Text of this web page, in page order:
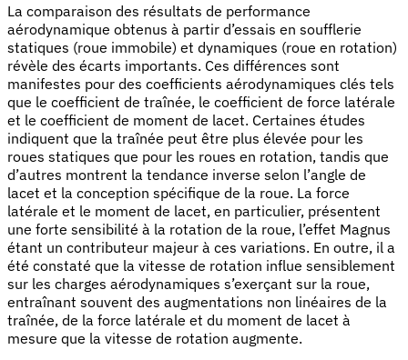
La comparaison des résultats de performance
aérodynamique obtenus à partir d’essais en soufflerie
statiques (roue immobile) et dynamiques (roue en rotation)
révèle des écarts importants. Ces différences sont
manifestes pour des coefficients aérodynamiques clés tels
que le coefficient de traînée, le coefficient de force latérale
et le coefficient de moment de lacet. Certaines études
indiquent que la traînée peut être plus élevée pour les
roues statiques que pour les roues en rotation, tandis que
d’autres montrent la tendance inverse selon l’angle de
lacet et la conception spécifique de la roue. La force
latérale et le moment de lacet, en particulier, présentent
une forte sensibilité à la rotation de la roue, l’effet Magnus
étant un contributeur majeur à ces variations. En outre, il a
été constaté que la vitesse de rotation influe sensiblement
sur les charges aérodynamiques s’exerçant sur la roue,
entraînant souvent des augmentations non linéaires de la
traînée, de la force latérale et du moment de lacet à
mesure que la vitesse de rotation augmente.